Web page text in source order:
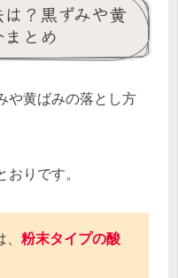
？黒ずみや黄
とめ
や黄ばみの落とし方
りです。
粉末タイプの酸